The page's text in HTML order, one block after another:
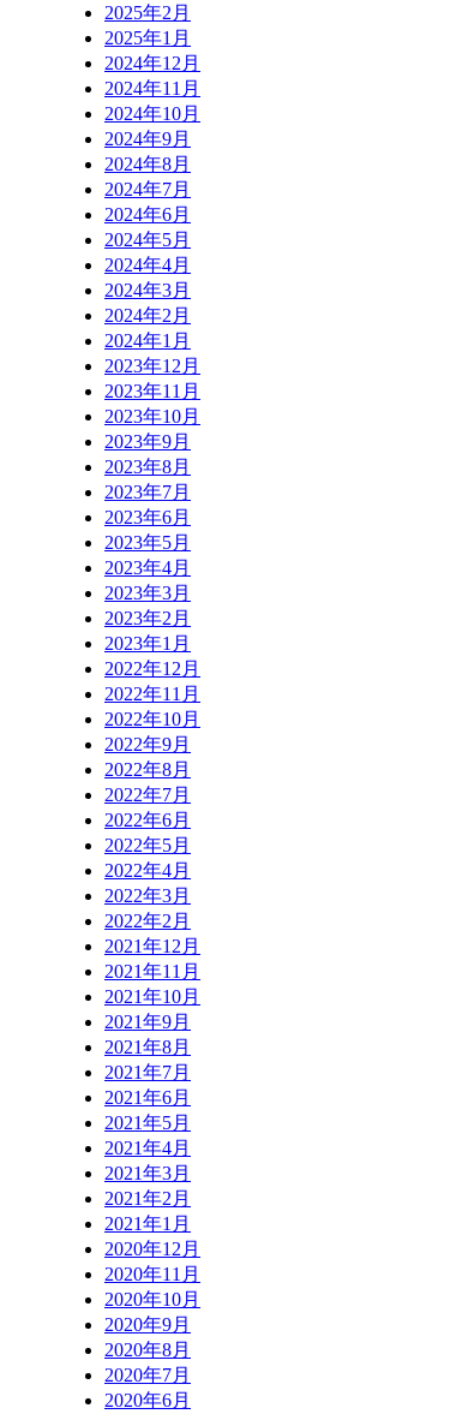
2025年2月
2025年1月
2024年12月
2024年11月
2024年10月
2024年9月
2024年8月
2024年7月
2024年6月
2024年5月
2024年4月
2024年3月
2024年2月
2024年1月
2023年12月
2023年11月
2023年10月
2023年9月
2023年8月
2023年7月
2023年6月
2023年5月
2023年4月
2023年3月
2023年2月
2023年1月
2022年12月
2022年11月
2022年10月
2022年9月
2022年8月
2022年7月
2022年6月
2022年5月
2022年4月
2022年3月
2022年2月
2021年12月
2021年11月
2021年10月
2021年9月
2021年8月
2021年7月
2021年6月
2021年5月
2021年4月
2021年3月
2021年2月
2021年1月
2020年12月
2020年11月
2020年10月
2020年9月
2020年8月
2020年7月
2020年6月